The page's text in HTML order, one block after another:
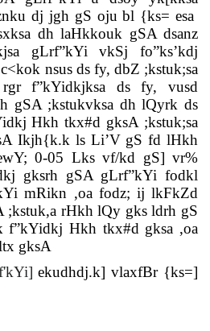
dj jgh gS oju bl {ks= esa
dh laHkkouk gSA dsanz
gLrf”kYi vkSj fo”ks’kdj
nsus ds fy, dbZ ;kstuk;sa
f”kYidkjksa ds fy, vusd
gSA ;kstukvksa dh lQyrk ds
Hkh tkx#d gksA ;kstuk;sa
Ikjh{k.k ls Li’V gS fd lHkh
0-05 Lks vf/kd gS] vr%
gksrh gSA gLrf”kYi fodkl
mRikn ,oa fodz; ij lkFkZd
rHkh lQy gks ldrh gS
Hkh tkx#d gksa ,oa
gksA
ekudhdj.k] vlaxfBr {ks=]